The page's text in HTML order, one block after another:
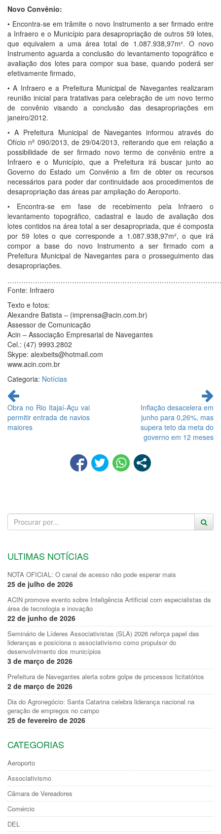
Novo Convênio:
• Encontra-se em trâmite o novo Instrumento a ser firmado entre
a Infraero e o Município para desapropriação de outros 59 lotes,
que equivalem a uma área total de 1.087.938,97m². O novo
Instrumento aguarda a conclusão do levantamento topográfico e
avaliação dos lotes para compor sua base, quando poderá ser
efetivamente firmado,
• A Infraero e a Prefeitura Municipal de Navegantes realizaram
reunião inicial para tratativas para celebração de um novo termo
de convênio visando a conclusão das desapropriações em
janeiro/2012.
• A Prefeitura Municipal de Navegantes informou através do
Ofício nº 090/2013, de 29/04/2013, reiterando que em relação a
possibilidade de ser firmado novo termo de convênio entre a
Infraero e o Município, que a Prefeitura irá buscar junto ao
Governo do Estado um Convênio a fim de obter os recursos
necessários para poder dar continuidade aos procedimentos de
desapropriação das áreas par ampliação do Aeroporto.
• Encontra-se em fase de recebimento pela Infraero o
levantamento topográfico, cadastral e laudo de avaliação dos
lotes contidos na área total a ser desapropriada, que é composta
por 59 lotes o que corresponde a 1.087.938,97m², o que irá
compor a base do novo Instrumento a ser firmado com a
Prefeitura Municipal de Navegantes para o prosseguimento das
desapropriações.
Fonte: Infraero
Texto e fotos:
Alexandre Batista – (imprensa@acin.com.br)
Assessor de Comunicação
Acin – Associação Empresarial de Navegantes
Cel.: (47) 9993.2802
Skype: alexbeits@hotmail.com
www.acin.com.br
Categoria: Notícias
Continue
lendo
Obra no Rio Itajaí-Açu vai
permitir entrada de navios
maiores
Inflação desacelera em
junho para 0,26%, mas
supera teto da meta do
governo em 12 meses
ULTIMAS NOTÍCIAS
NOTA OFICIAL: O canal de acesso não pode esperar mais
25 de julho de 2026
ACIN promove evento sobre Inteligência Artificial com especialistas da
área de tecnologia e inovação
22 de junho de 2026
Seminário de Líderes Associativistas (SLA) 2026 reforça papel das
lideranças e posiciona o associativismo como propulsor do
desenvolvimento dos municípios
3 de março de 2026
Prefeitura de Navegantes alerta sobre golpe de processos licitatórios
2 de março de 2026
Dia do Agronegócio: Santa Catarina celebra liderança nacional na
geração de empregos no campo
25 de fevereiro de 2026
CATEGORIAS
Aeroporto
Associativismo
Câmara de Vereadores
Comércio
DEL